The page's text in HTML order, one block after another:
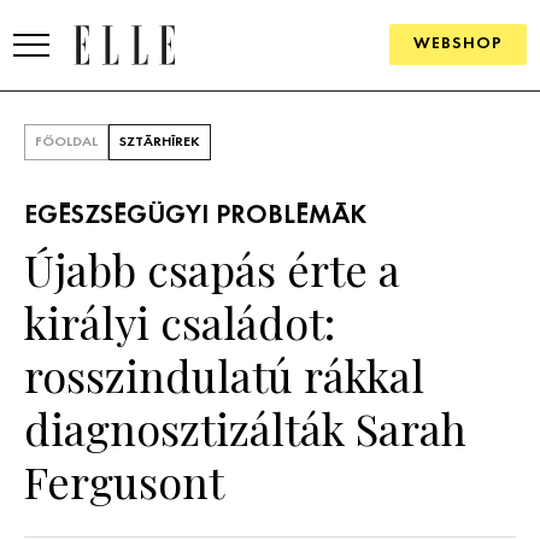
WEBSHOP
SZÉPSÉG
PSZICHÉ
ÉLETMÓD
FŐOLDAL SZTÁRHÍREK
EGÉSZSÉGÜGYI PROBLÉMÁK
Újabb csapás érte a
királyi családot:
rosszindulatú rákkal
diagnosztizálták Sarah
Fergusont